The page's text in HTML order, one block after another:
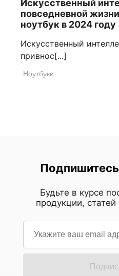
Искусственный
повседневной
ноутбук в 2024 году
Искусственный
привнос[...]
Ноутбуки
Будьте в курсе
продукции,